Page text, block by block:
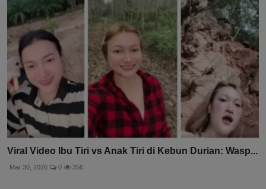
Viral Video Ibu Tiri vs Anak Tiri di Kebun Durian: Wasp...
Mar 30, 2026 0 356